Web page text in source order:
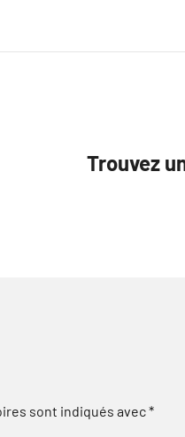
Trouvez
sont indiqués avec*